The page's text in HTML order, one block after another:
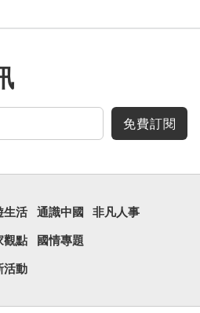
免費訂閱
生活 通識中國 非凡人事
觀點 國情專題
活動